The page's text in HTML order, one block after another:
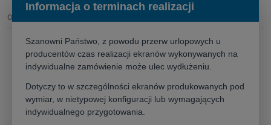
Opis
UchwytSuprema Spider Small 4060 – Elastyczność
w wysokich wnętrzach
Masz wysoki salon lub salę wykładową?Suprema Spider Small
4060pozwala na bezproblemowy montaż projektora nawet tam,
gdzie sufit znajduje się znacznie powyżej krawędzi ekranu. Płynna
Informacja o terminach realizacji
Szanowni Państwo, z powodu przerw urlopowych u
producentów czas realizacji ekranów wykonywanych na
indywidualne zamówienie może ulec wydłużeniu.
Dotyczy to w szczególności ekranów produkowanych pod
wymiar, w nietypowej konfiguracji lub wymagających
indywidualnego przygotowania.